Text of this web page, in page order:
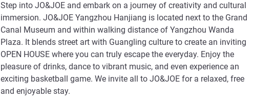
Step into JO&JOE and embark on a journey of creativity and cultural
immersion. JO&JOE Yangzhou Hanjiang is located next to the Grand
Canal Museum and within walking distance of Yangzhou Wanda
Plaza. It blends street art with Guangling culture to create an inviting
OPEN HOUSE where you can truly escape the everyday. Enjoy the
pleasure of drinks, dance to vibrant music, and even experience an
exciting basketball game. We invite all to JO&JOE for a relaxed, free
and enjoyable stay.